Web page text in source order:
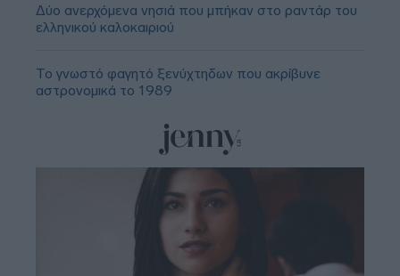
Δύο ανερχόμενα νησιά που μπήκαν στο ραντάρ του
ελληνικού καλοκαιριού
Το γνωστό φαγητό ξενύχτηδων που ακρίβυνε
αστρονομικά το 1989